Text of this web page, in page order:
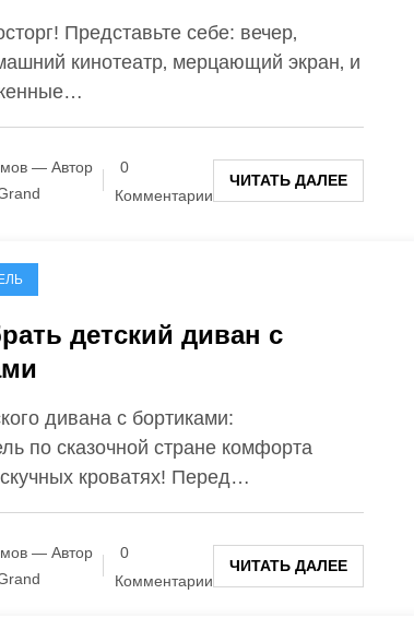
Представьте себе: вечер‚
кинотеатр‚ мерцающий экран‚ и
— Автор
0
Комментарии
ЧИТАТЬ ДАЛЕЕ
детский диван с
дивана с бортиками:
по сказочной стране комфорта
кроватях! Перед…
— Автор
0
Комментарии
ЧИТАТЬ ДАЛЕЕ